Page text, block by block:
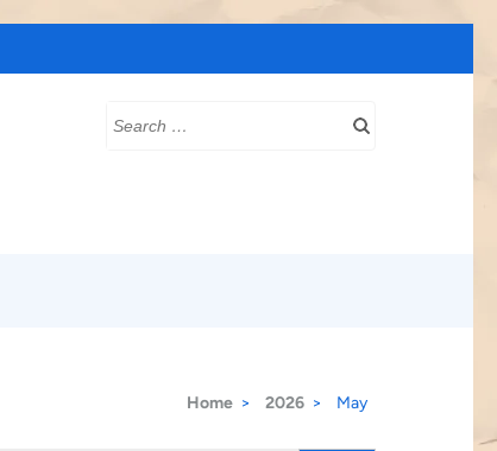
Search
Home > 2026 > May